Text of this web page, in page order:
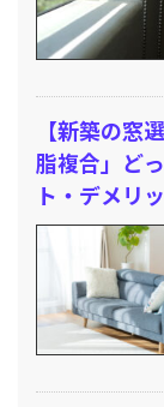
【新築の窓
脂複合」ど
ト・デメリ